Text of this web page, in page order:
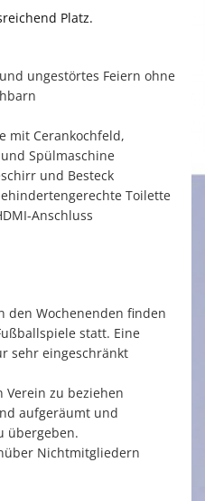
Platz.
ungestörtes Feiern ohne
mit Cerankochfeld,
Spülmaschine
und Besteck
Toilette
Anschluss
den Wochenenden finden
statt. Eine
sehr eingeschränkt
Verein zu beziehen
aufgeräumt und
übergeben.
Nichtmitgliedern